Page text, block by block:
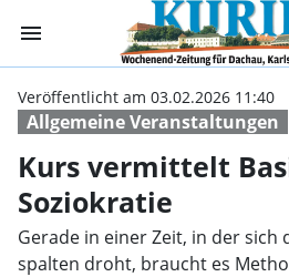
menu
Allgemeine Veranstaltungen
Veröffentlicht am 03.02.2026 11:40
Kurs vermittelt
Soziokratie
Gerade in einer Zeit, in der sich
spalten droht, braucht es